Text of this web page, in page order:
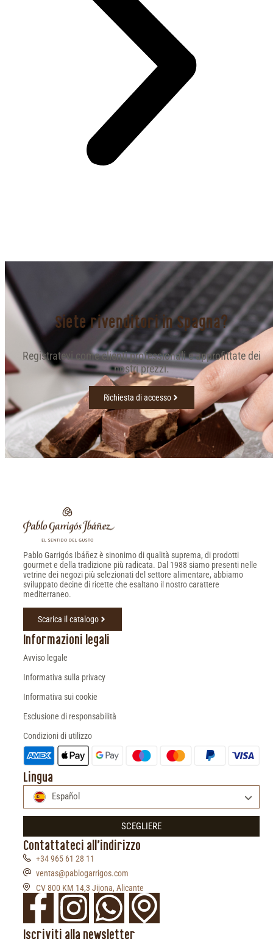
Siete rivenditori in Spagna?
Registratevi come clienti professionali e approfittate dei
nostri prezzi.
Richiesta di accesso
Pablo Garrigós Ibáñez è sinonimo di qualità suprema, di prodotti
gourmet e della tradizione più radicata. Dal 1988 siamo presenti nelle
vetrine dei negozi più selezionati del settore alimentare, abbiamo
sviluppato decine di ricette che esaltano il nostro carattere
mediterraneo.
Scarica il catalogo
Informazioni legali
Avviso legale
Informativa sulla privacy
Informativa sui cookie
Esclusione di responsabilità
Condizioni di utilizzo
Lingua
Español
SCEGLIERE
Contattateci all'indirizzo
+34 965 61 28 11
ventas@pablogarrigos.com
CV 800 KM 14,3 Jijona, Alicante
Iscriviti alla newsletter